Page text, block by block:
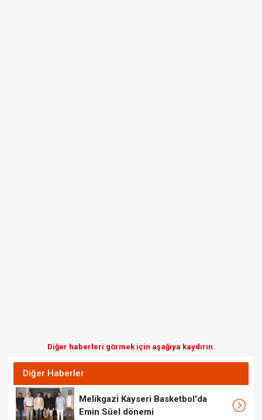
Diğer haberleri görmek için aşağıya kaydırın.
Diğer Haberler
Melikgazi Kayseri Basketbol'da
Emin Süel dönemi